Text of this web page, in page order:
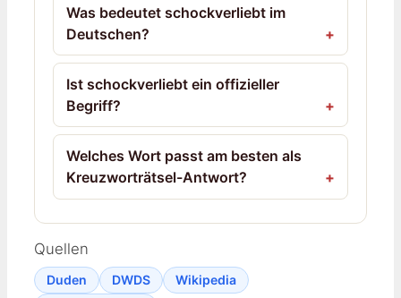
Was bedeutet schockverliebt im
Deutschen?
Ist schockverliebt ein offizieller
Begriff?
Welches Wort passt am besten als
Kreuzworträtsel-Antwort?
Quellen
Duden DWDS
Wikipedia